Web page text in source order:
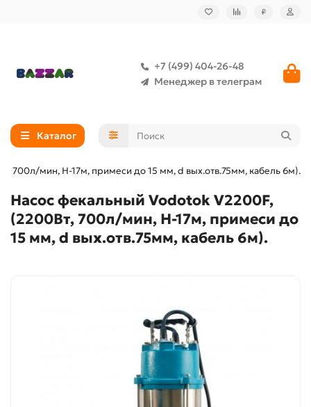
₽
+7 (499) 404-26-48
Менеджер в телеграм
Каталог
700л/мин, Н-17м, примеси до 15 мм, d вых.отв.75мм, кабель 6м).
Насос фекальный Vodotok V2200F,
(2200Вт, 700л/мин, Н-17м, примеси до
15 мм, d вых.отв.75мм, кабель 6м).